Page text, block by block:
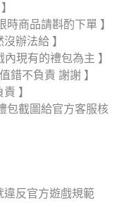
商品請斟酌下單 】
辦法給 】
現有的禮包為主 】
錯不負責 謝謝 】
】
包截圖給官方客服核
違反官方遊戲規範